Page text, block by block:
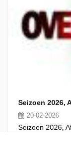
Seizoen 2026,
20-02-2026
Seizoen 2026,